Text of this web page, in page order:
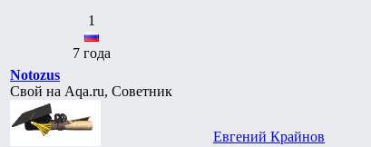
1
7 года
Notozus
Свой на Aqa.ru, Советник
Евгений Крайнов